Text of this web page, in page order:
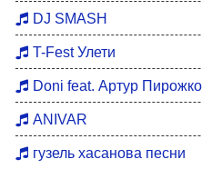
Дискотека 90
Хиты 80
Восточные хиты
Мотивация для
DJ SMASH
T-Fest Улети
Doni feat. Артур
ANIVAR
гузель хасанова песни